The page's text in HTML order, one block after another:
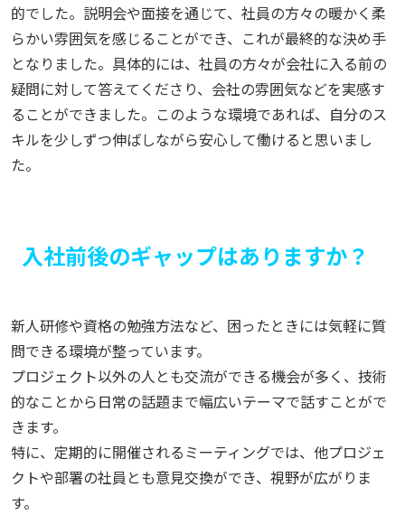
的でした。説明会や面接を通じて、社員の方々の暖かく柔
らかい雰囲気を感じることができ、これが最終的な決め手
となりました。具体的には、社員の方々が会社に入る前の
疑問に対して答えてくださり、会社の雰囲気などを実感す
ることができました。このような環境であれば、自分のス
キルを少しずつ伸ばしながら安心して働けると思いまし
た。
入社前後のギャップはありますか？
新人研修や資格の勉強方法など、困ったときには気軽に質
問できる環境が整っています。
プロジェクト以外の人とも交流ができる機会が多く、技術
的なことから日常の話題まで幅広いテーマで話すことがで
きます。
特に、定期的に開催されるミーティングでは、他プロジェ
クトや部署の社員とも意見交換ができ、視野が広がりま
す。